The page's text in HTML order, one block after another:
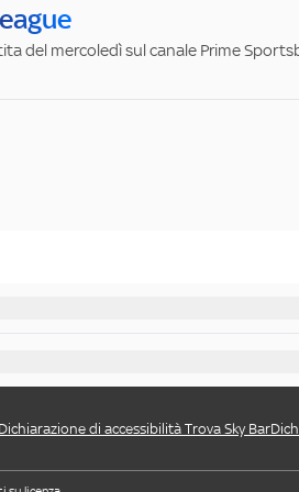
del mercoledì sul canale Prime
Dichiarazione di accessibilità Trova Sky Bar